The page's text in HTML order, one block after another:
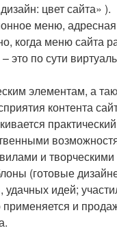
цвет сайта» ).
меню, адресная
когда меню сайта
это по сути
элементам, а
контента
и
(готовые
идей;
и